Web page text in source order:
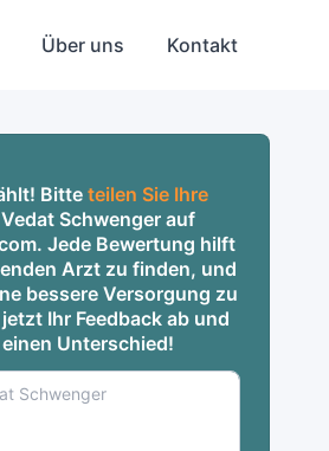
Über uns Kontakt
Bitteteilen Sie Ihre
Schwenger auf
Jede Bewertung hilft
Arzt zu finden, und
bessere Versorgung zu
Ihr Feedback ab und
Unterschied!